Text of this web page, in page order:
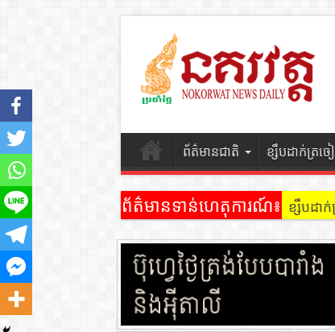
ព័ត៌មានជាតិ ខ្សឹបដាក់ត្រច
ព័ត៌មានទាន់ហេតុការណ៍៖ ខ្សឹបដា